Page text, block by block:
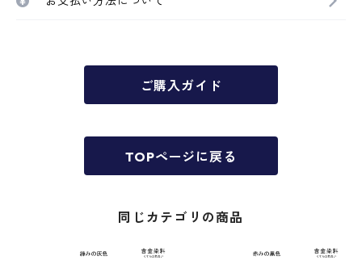
ご購入ガイド
TOPページに戻る
同じカテゴリの商品